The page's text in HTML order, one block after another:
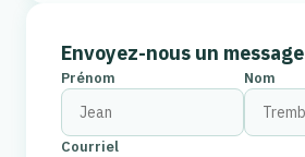
Envoyez-nous un message
Prénom Nom
Courriel